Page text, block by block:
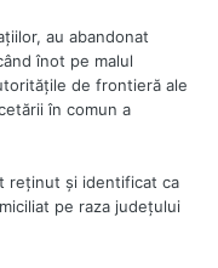
au abandonat
înot pe malul
de frontieră ale
în comun a
reţinut şi identificat ca
pe raza judeţului